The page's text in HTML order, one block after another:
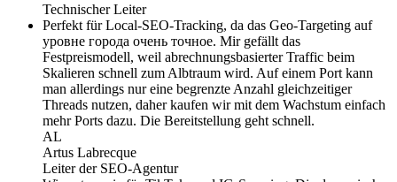
Technischer Leiter
Perfekt für Local-SEO-Tracking, da das Geo-Targeting auf
уровне города очень точное. Mir gefällt das
Festpreismodell, weil abrechnungsbasierter Traffic beim
Skalieren schnell zum Albtraum wird. Auf einem Port kann
man allerdings nur eine begrenzte Anzahl gleichzeitiger
Threads nutzen, daher kaufen wir mit dem Wachstum einfach
mehr Ports dazu. Die Bereitstellung geht schnell.
AL
Artus Labrecque
Leiter der SEO-Agentur